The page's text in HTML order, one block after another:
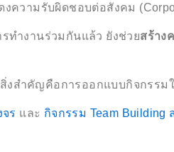
ความรับผิดชอบต่อสังคม
ทำงานร่วมกันแล้ว ยังช่วยสร้าง
สำคัญคือการออกแบบกิจกรร
ร และ กิจกรรม Team Building